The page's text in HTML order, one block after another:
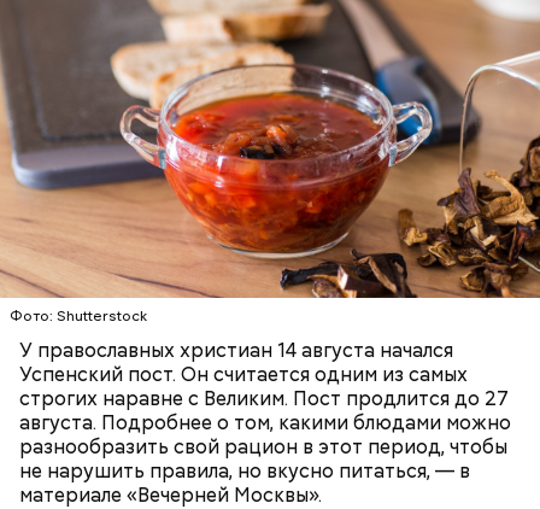
Фото: Shutterstock
У православных христиан 14 августа начался
Успенский пост. Он считается одним из самых
строгих наравне с Великим. Пост продлится до 27
августа. Подробнее о том, какими блюдами можно
разнообразить свой рацион в этот период, чтобы
не нарушить правила, но вкусно питаться, — в
материале «Вечерней Москвы».
Баклажаны с овощами
ПРАВОСЛАВИЕ ЕДА РЕЦЕПТЫ
Читайте также:Синоптик предупредил о переносе
купального сезона в Москве и Подмосковье